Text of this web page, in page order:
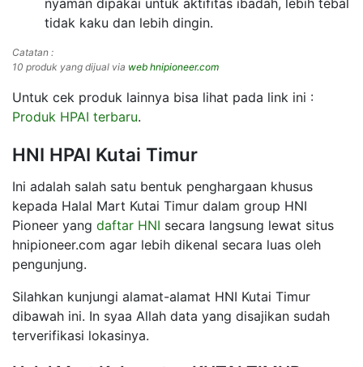
tidak kaku dan lebih dingin.
Catatan :
10 produk yang dijual via web hnipioneer.com
Untuk cek produk lainnya bisa lihat pada link ini :
Produk HPAI terbaru.
HNI HPAI Kutai Timur
Ini adalah salah satu bentuk penghargaan khusus
kepada Halal Mart Kutai Timur dalam group HNI
Pioneer yang daftar HNI secara langsung lewat situs
hnipioneer.com agar lebih dikenal secara luas oleh
pengunjung.
Silahkan kunjungi alamat-alamat HNI Kutai Timur
dibawah ini. In syaa Allah data yang disajikan sudah
terverifikasi lokasinya.